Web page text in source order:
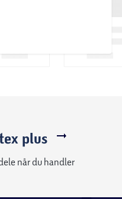
plus
når du handler